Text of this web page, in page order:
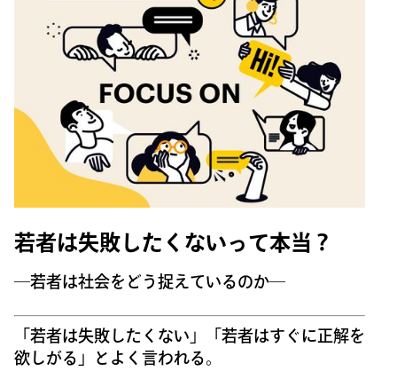
若者は失敗したくないって本当？
―若者は社会をどう捉えているのか―
「若者は失敗したくない」「若者はすぐに正解を
欲しがる」とよく言われる。